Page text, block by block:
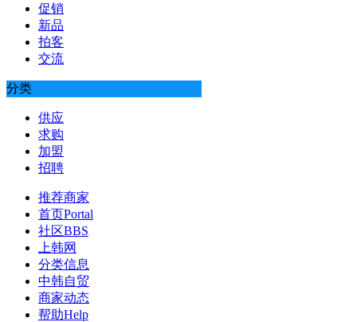
促销
新品
拍客
交流
分类
供应
求购
加盟
招聘
推荐商家
首页Portal
社区BBS
上韩网
分类信息
中韩自贸
商家动态
帮助Help